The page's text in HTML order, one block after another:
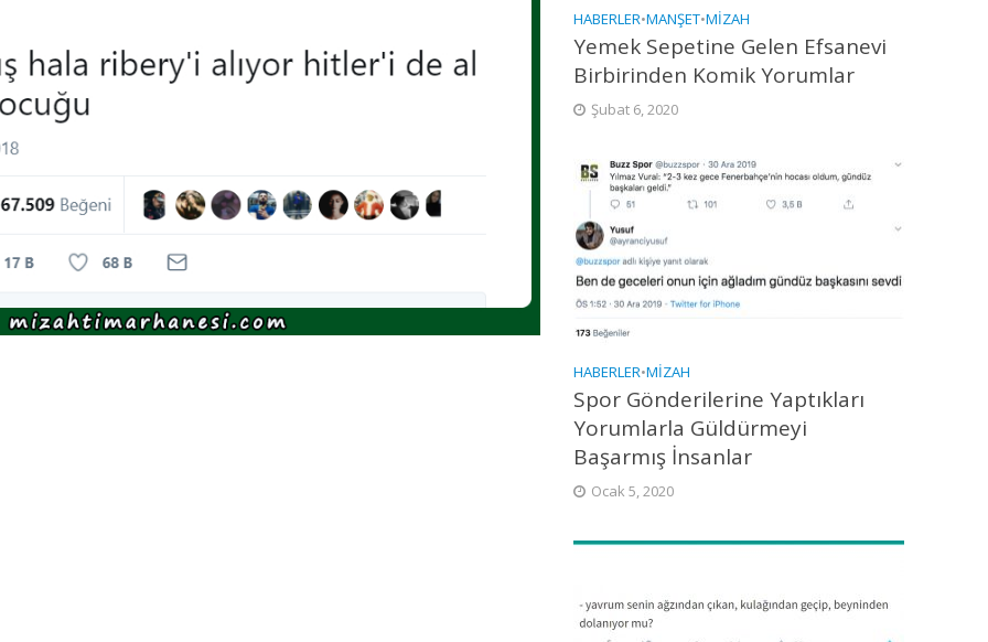
HABERLER•MANŞET•MIZAH
Yemek Sepetine Gelen Efsanevi
Birbirinden Komik Yorumlar
Şubat 6, 2020
HABERLER•MIZAH
Spor Gönderilerine Yaptıkları
Yorumlarla Güldürmeyi
Başarmış İnsanlar
Ocak 5, 2020